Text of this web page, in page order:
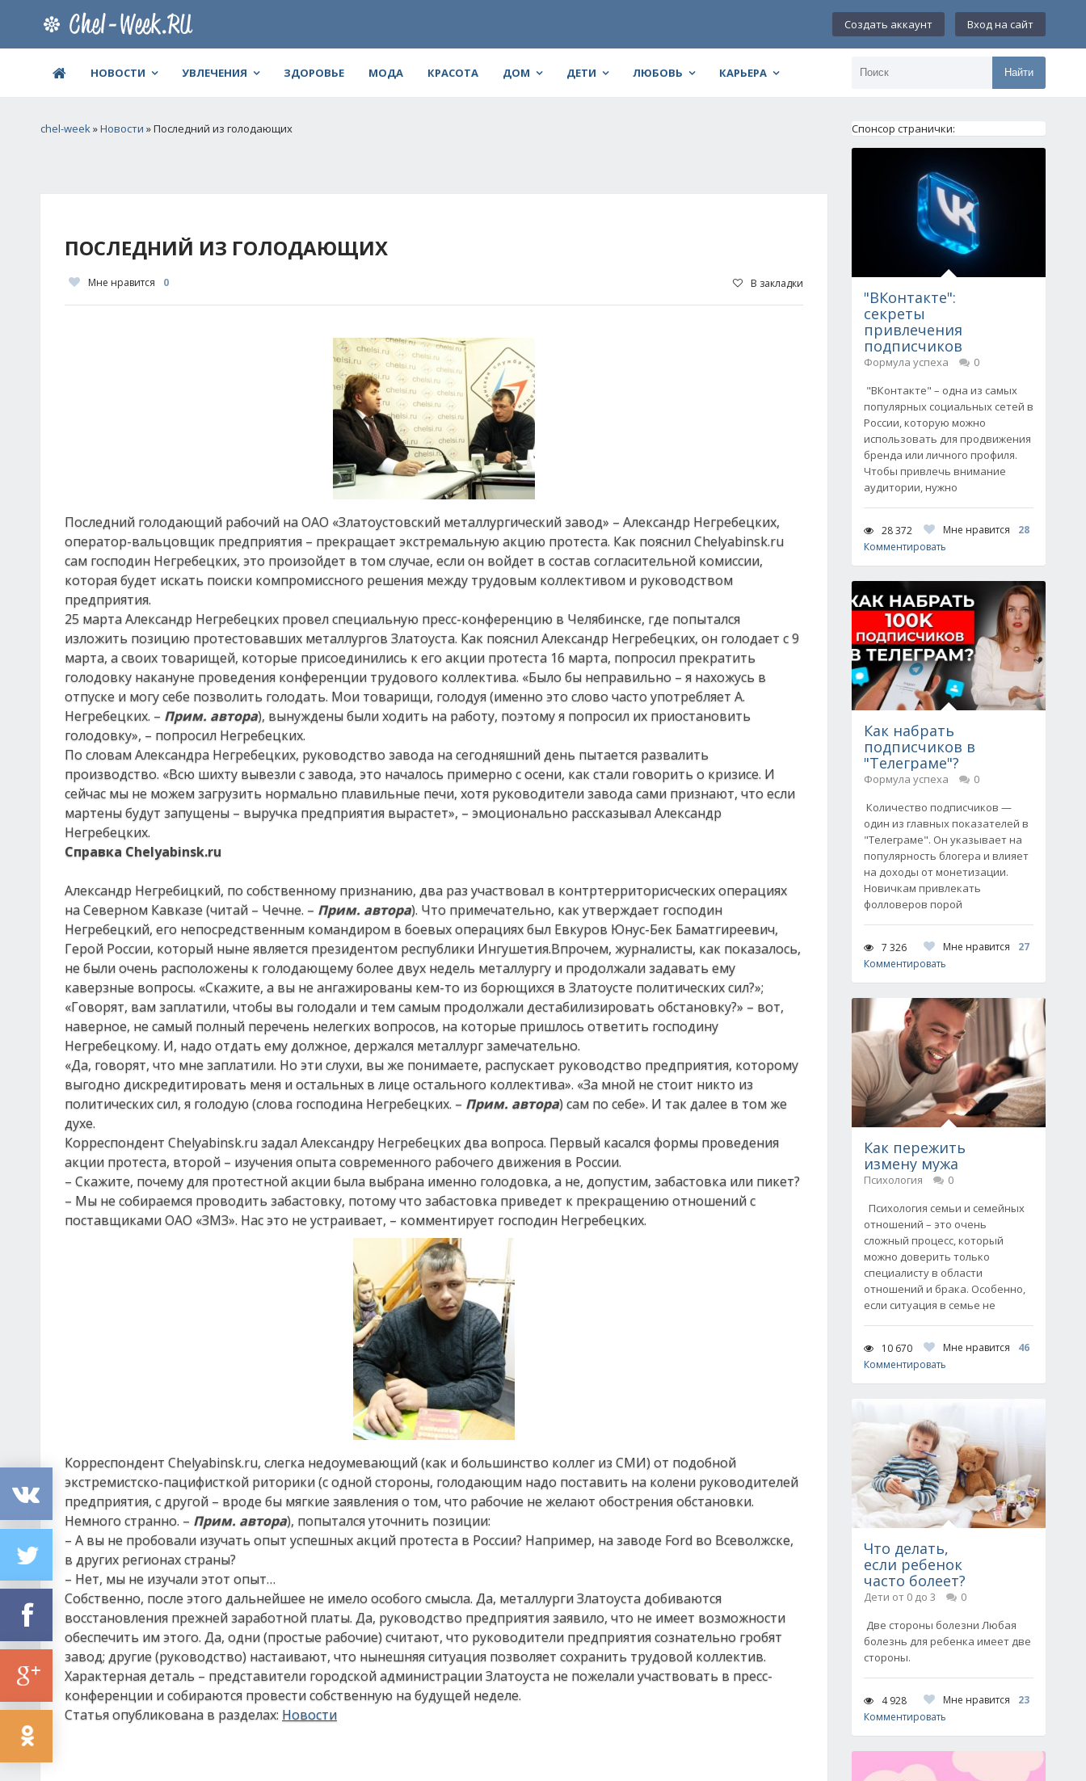
Создать аккаунт Вход на сайт
НОВОСТИ УВЛЕЧЕНИЯ ЗДОРОВЬЕ МОДА КРАСОТА ДОМ ДЕТИ ЛЮБОВЬ КАРЬЕРА Найти
chel-week»Новости » Последний из голодающих
ПОСЛЕДНИЙ ИЗ ГОЛОДАЮЩИХ
Мне нравится 0 В закладки
Последний голодающий рабочий на ОАО «Златоустовский металлургический завод» – Александр Негребецких,
оператор-вальцовщик предприятия – прекращает экстремальную акцию протеста. Как пояснил Chelyabinsk.ru
сам господин Негребецких, это произойдет в том случае, если он войдет в состав согласительной комиссии,
которая будет искать поиски компромиссного решения между трудовым коллективом и руководством
предприятия.
25 марта Александр Негребецких провел специальную пресс-конференцию в Челябинске, где попытался
изложить позицию протестовавших металлургов Златоуста. Как пояснил Александр Негребецких, он голодает с 9
марта, а своих товарищей, которые присоединились к его акции протеста 16 марта, попросил прекратить
голодовку накануне проведения конференции трудового коллектива. «Было бы неправильно – я нахожусь в
отпуске и могу себе позволить голодать. Мои товарищи, голодуя (именно это слово часто употребляет А.
Негребецких. – Прим. автора), вынуждены были ходить на работу, поэтому я попросил их приостановить
голодовку», – попросил Негребецких.
По словам Александра Негребецких, руководство завода на сегодняшний день пытается развалить
производство. «Всю шихту вывезли с завода, это началось примерно с осени, как стали говорить о кризисе. И
сейчас мы не можем загрузить нормально плавильные печи, хотя руководители завода сами признают, что если
мартены будут запущены – выручка предприятия вырастет», – эмоционально рассказывал Александр
Негребецких.
Справка Chelyabinsk.ru
Александр Негребицкий, по собственному признанию, два раз участвовал в контртерриторисческих операциях
на Северном Кавказе (читай – Чечне. – Прим. автора). Что примечательно, как утверждает господин
Негребецкий, его непосредственным командиром в боевых операциях был Евкуров Юнус-Бек Баматгиреевич,
Герой России, который ныне является президентом республики Ингушетия.Впрочем, журналисты, как показалось,
не были очень расположены к голодающему более двух недель металлургу и продолжали задавать ему
каверзные вопросы. «Скажите, а вы не ангажированы кем-то из борющихся в Златоусте политических сил?»;
«Говорят, вам заплатили, чтобы вы голодали и тем самым продолжали дестабилизировать обстановку?» – вот,
наверное, не самый полный перечень нелегких вопросов, на которые пришлось ответить господину
Негребецкому. И, надо отдать ему должное, держался металлург замечательно.
«Да, говорят, что мне заплатили. Но эти слухи, вы же понимаете, распускает руководство предприятия, которому
выгодно дискредитировать меня и остальных в лице остального коллектива». «За мной не стоит никто из
политических сил, я голодую (слова господина Негребецких. – Прим. автора) сам по себе». И так далее в том же
духе.
Корреспондент Chelyabinsk.ru задал Александру Негребецких два вопроса. Первый касался формы проведения
акции протеста, второй – изучения опыта современного рабочего движения в России.
– Скажите, почему для протестной акции была выбрана именно голодовка, а не, допустим, забастовка или пикет?
– Мы не собираемся проводить забастовку, потому что забастовка приведет к прекращению отношений с
поставщиками ОАО «ЗМЗ». Нас это не устраивает, – комментирует господин Негребецких.
Корреспондент Chelyabinsk.ru, слегка недоумевающий (как и большинство коллег из СМИ) от подобной
экстремистско-пацифисткой риторики (с одной стороны, голодающим надо поставить на колени руководителей
предприятия, с другой – вроде бы мягкие заявления о том, что рабочие не желают обострения обстановки.
Немного странно. – Прим. автора), попытался уточнить позиции:
– А вы не пробовали изучать опыт успешных акций протеста в России? Например, на заводе Ford во Всеволжске,
в других регионах страны?
– Нет, мы не изучали этот опыт…
Собственно, после этого дальнейшее не имело особого смысла. Да, металлурги Златоуста добиваются
восстановления прежней заработной платы. Да, руководство предприятия заявило, что не имеет возможности
обеспечить им этого. Да, одни (простые рабочие) считают, что руководители предприятия сознательно гробят
завод; другие (руководство) настаивают, что нынешняя ситуация позволяет сохранить трудовой коллектив.
Характерная деталь – представители городской администрации Златоуста не пожелали участвовать в пресс-
конференции и собираются провести собственную на будущей неделе.
Статья опубликована в разделах: Новости
Спонсор странички:
"ВКонтакте":
секреты
привлечения
подписчиков
Формула успеха
0
"ВКонтакте" – одна из самых
популярных социальных сетей в
России, которую можно
использовать для продвижения
бренда или личного профиля.
Чтобы привлечь внимание
аудитории, нужно
28 372 Мне нравится
28
Комментировать
Как набрать
подписчиков в
"Телеграме"?
Формула успеха
0
Количество подписчиков —
один из главных показателей в
"Телеграме". Он указывает на
популярность блогера и влияет
на доходы от монетизации.
Новичкам привлекать
фолловеров порой
7 326 Мне нравится
27
Комментировать
Как пережить
измену мужа
Психология
0
Психология семьи и семейных
отношений – это очень
сложный процесс, который
можно доверить только
специалисту в области
отношений и брака. Особенно,
если ситуация в семье не
10 670 Мне нравится
46
Комментировать
Что делать,
если ребенок
часто болеет?
Дети от 0 до 3
0
Две стороны болезни Любая
болезнь для ребенка имеет две
стороны.
4 928 Мне нравится
23
Комментировать